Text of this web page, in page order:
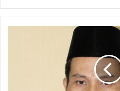
Layuk juga menjabat sebagai
(Banmus) DPRD Samarinda.